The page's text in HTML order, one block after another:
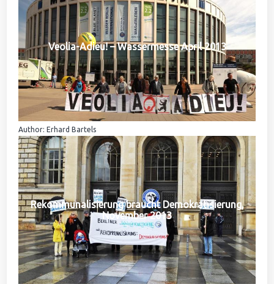
Veolia-Adieu! – Wassermesse April 2013
Author: Erhard Bartels
Rekommunalisierung braucht Demokratisierung,
November 2013